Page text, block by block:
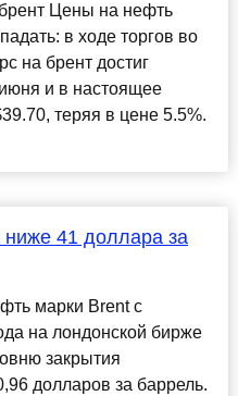
Цены на нефть
в ходе торгов во
на брент достиг
и в настоящее
теряя в цене 5.5%.
41 доллара за
марки Brent с
на лондонской бирже
закрытия
долларов за баррель.